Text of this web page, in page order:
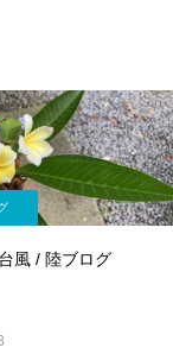
た、た、台風 / 陸ブログ